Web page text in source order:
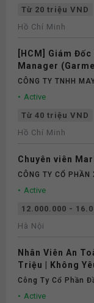
Từ 20 triệu VND
Hồ Chí Minh
[HCM] Giám
Manager
CÔNG TY TNHH
Active
Từ 40 triệu VND
Hồ Chí Minh
Chuyên viên
CÔNG TY CỔ PHẦN
Active
12.000.000 -
Hà Nội
Nhân Viên An
Triệu | Không
Công Ty Cổ Phần
Active